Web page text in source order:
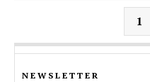
1
NEWSLETTER